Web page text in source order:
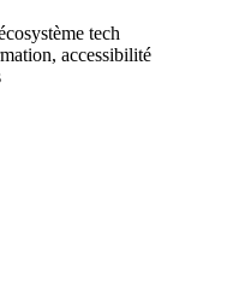
tech
accessibilité